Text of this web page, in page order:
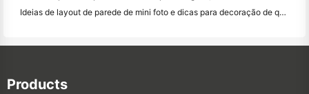
Ideias de layout de parede de mini foto e dicas para decoração de quarto e dormitório
Products